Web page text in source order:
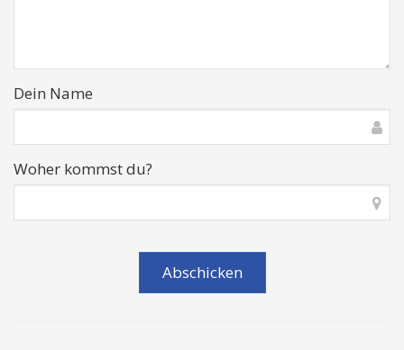
Dein Name
Woher kommst du?